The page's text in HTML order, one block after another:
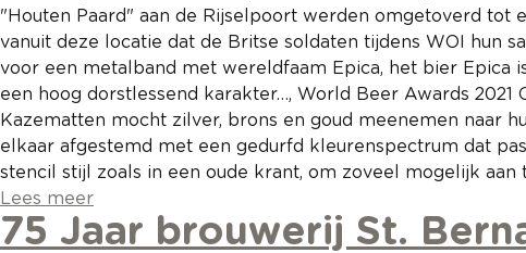
"Houten Paard" aan de Rijselpoort werden omgetoverd tot
vanuit deze locatie dat de Britse soldaten tijdens WOI hun
voor een metalband met wereldfaam Epica, het bier Epica
een hoog dorstlessend karakter…, World Beer Awards
Kazematten mocht zilver, brons en goud meenemen naar
elkaar afgestemd met een gedurfd kleurenspectrum dat
stencil stijl zoals in een oude krant, om zoveel mogelijk
Lees meer
75 Jaar brouwerij St.